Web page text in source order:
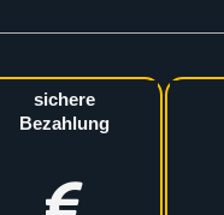
sichere
Bezahlung